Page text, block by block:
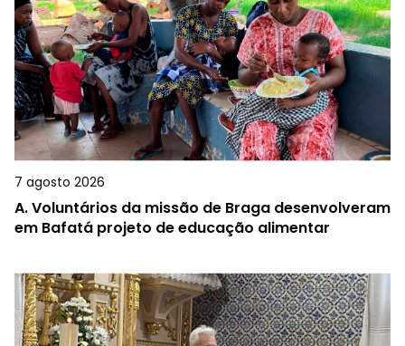
7 agosto 2026
A.Voluntários da missão de Braga desenvolveram
em Bafatá projeto de educação alimentar